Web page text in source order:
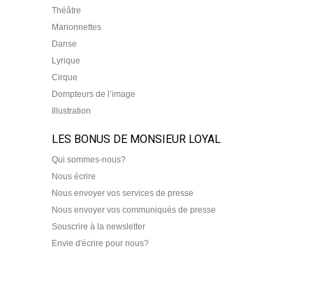
Théâtre
Marionnettes
Danse
Lyrique
Cirque
Dompteurs de l’image
Illustration
LES BONUS DE MONSIEUR LOYAL
Qui sommes-nous?
Nous écrire
Nous envoyer vos services de presse
Nous envoyer vos communiqués de presse
Souscrire à la newsletter
Envie d'écrire pour nous?